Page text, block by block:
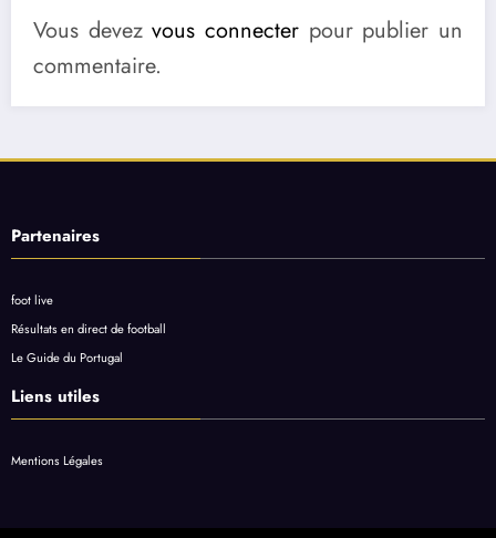
Vous devezvous connecter pour publier un
commentaire.
Partenaires
foot live
Résultats en direct de football
Le Guide du Portugal
Liens utiles
Mentions Légales